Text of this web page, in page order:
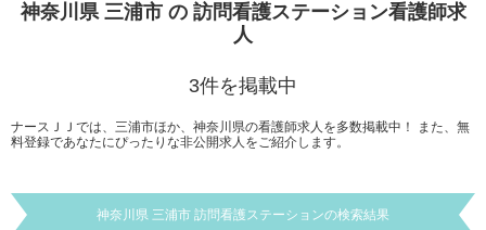
神奈川県 三浦市の 訪問看護ステーション看護師求
人
3件を掲載中
ナースＪＪでは、三浦市ほか、神奈川県の看護師求人を多数掲載中！ また、無
料登録であなたにぴったりな非公開求人をご紹介します。
神奈川県 三浦市 訪問看護ステーションの検索結果